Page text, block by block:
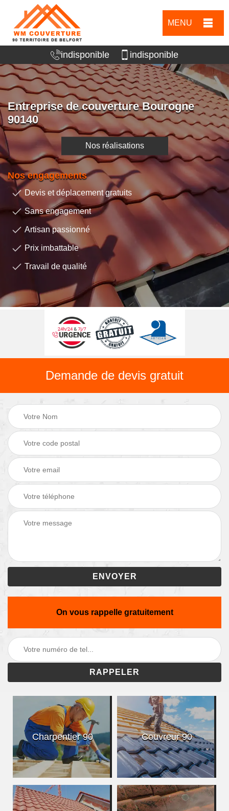
MENU
indisponible indisponible
Entreprise de couverture Bourogne
90140
Nos réalisations
Nos engagements
Devis et déplacement gratuits
Sans engagement
Artisan passionné
Prix imbattable
Travail de qualité
Demande de devis gratuit
On vous rappelle gratuitement
Charpentier 90 Couvreur 90